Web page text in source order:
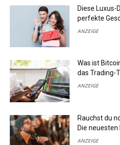
Diese Luxus-
perfekte
ANZEIGE
Was ist
das Trading-
ANZEIGE
Rauchst du
Die
ANZEIGE